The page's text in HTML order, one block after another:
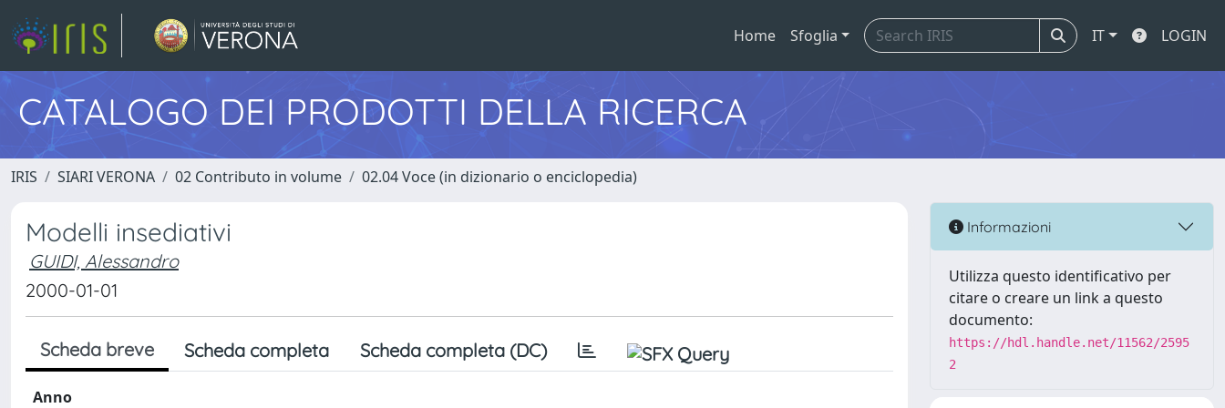
Home Sfoglia IT LOGIN
CATALOGO DEI PRODOTTI DELLA RICERCA
IRIS SIARI VERONA 02 Contributo in volume 02.04 Voce (in dizionario o enciclopedia)
Modelli insediativi
GUIDI, Alessandro
2000-01-01
Scheda breve Scheda completa Scheda completa (DC)
Anno
Informazioni
Utilizza questo identificativo per
citare o creare un link a questo
documento:
https://hdl.handle.net/11562/2595
2